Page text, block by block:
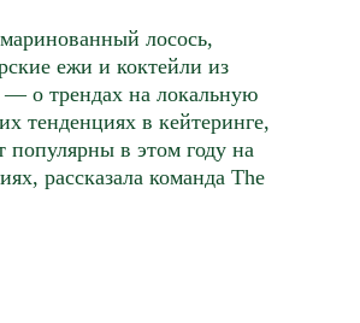
лосось,
ежи и коктейли из
— о трендах на локальную
тенденциях в кейтеринге,
популярны в этом году на
рассказала команда The